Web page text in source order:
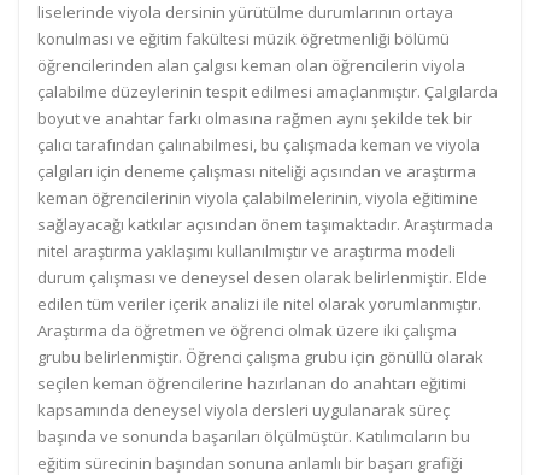
liselerinde viyola dersinin yürütülme durumlarının ortaya
konulması ve eğitim fakültesi müzik öğretmenliği bölümü
öğrencilerinden alan çalgısı keman olan öğrencilerin viyola
çalabilme düzeylerinin tespit edilmesi amaçlanmıştır. Çalgılarda
boyut ve anahtar farkı olmasına rağmen aynı şekilde tek bir
çalıcı tarafından çalınabilmesi, bu çalışmada keman ve viyola
çalgıları için deneme çalışması niteliği açısından ve araştırma
keman öğrencilerinin viyola çalabilmelerinin, viyola eğitimine
sağlayacağı katkılar açısından önem taşımaktadır. Araştırmada
nitel araştırma yaklaşımı kullanılmıştır ve araştırma modeli
durum çalışması ve deneysel desen olarak belirlenmiştir. Elde
edilen tüm veriler içerik analizi ile nitel olarak yorumlanmıştır.
Araştırma da öğretmen ve öğrenci olmak üzere iki çalışma
grubu belirlenmiştir. Öğrenci çalışma grubu için gönüllü olarak
seçilen keman öğrencilerine hazırlanan do anahtarı eğitimi
kapsamında deneysel viyola dersleri uygulanarak süreç
başında ve sonunda başarıları ölçülmüştür. Katılımcıların bu
eğitim sürecinin başından sonuna anlamlı bir başarı grafiği